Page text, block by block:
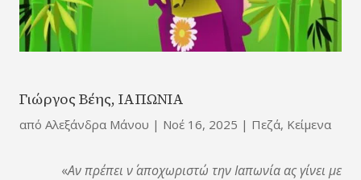
Γιώργος Βέης, ΙΑΠΩΝΙΑ
από Αλεξάνδρα Μάνου | Νοέ 16, 2025 | Πεζά, Κείμενα
«Αν πρέπει ν΄ αποχωριστώ την Ιαπωνία ας γίνει με